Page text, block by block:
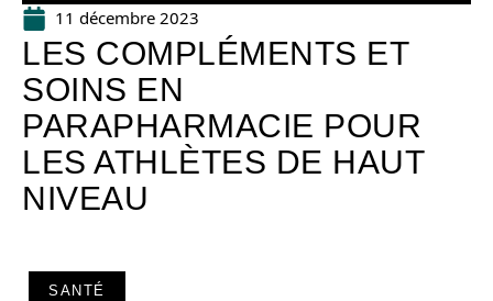
11 décembre 2023
LES COMPLÉMENTS ET
SOINS EN
PARAPHARMACIE POUR
LES ATHLÈTES DE HAUT
NIVEAU
SANTÉ